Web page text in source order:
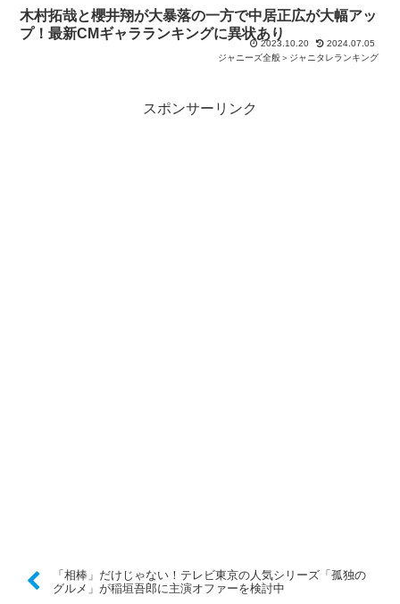
木村拓哉と櫻井翔が大暴落の一方で中居正広が大幅アッ
プ！最新CMギャラランキングに異状あり
2023.10.20
2024.07.05
ジャニーズ全般＞ジャニタレランキング
スポンサーリンク
「相棒」だけじゃない！テレビ東京の人気シリーズ「孤独の
グルメ」が稲垣吾郎に主演オファーを検討中